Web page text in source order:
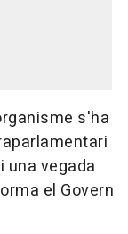
s'ha
una vegada
el Govern